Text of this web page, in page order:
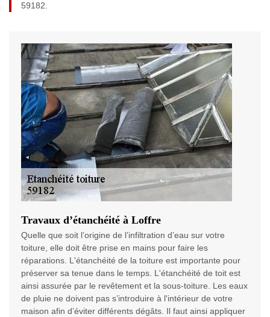
59182.
Travaux d’étanchéité à Loffre
Quelle que soit l’origine de l’infiltration d’eau sur votre
toiture, elle doit être prise en mains pour faire les
réparations. L'étanchéité de la toiture est importante pour
préserver sa tenue dans le temps. L'étanchéité de toit est
ainsi assurée par le revêtement et la sous-toiture. Les eaux
de pluie ne doivent pas s’introduire à l'intérieur de votre
maison afin d’éviter différents dégâts. Il faut ainsi appliquer